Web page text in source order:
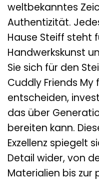
weltbekanntes
Authentizität.
Hause Steiff steht
Handwerkskunst
Sie sich für den
Cuddly Friends My
entscheiden,
das über
bereiten kann.
Exzellenz spiegelt
Detail wider, von
Materialien bis zur